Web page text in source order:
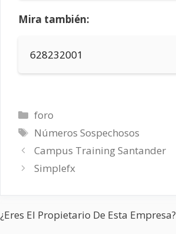
Mira también:
628232001
Categorías
foro
Etiquetas
Números Sospechosos
Campus Training Santander
Simplefx
¿Eres El Propietario De Esta Empresa?